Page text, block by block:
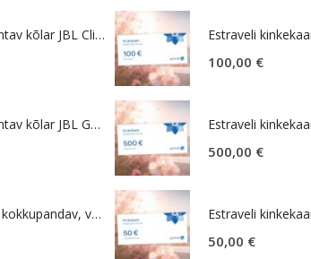
Kaasaskantav kõlar JBL Clip 5, IP67, valge
Kaasaskantav kõlar JBL GO 4, IP67, punane
Vihmavari kokkupandav, väike, must, Samsonite Rain Pro
Estraveli
100,00 €
Estraveli
500,00 €
Estraveli
50,00 €